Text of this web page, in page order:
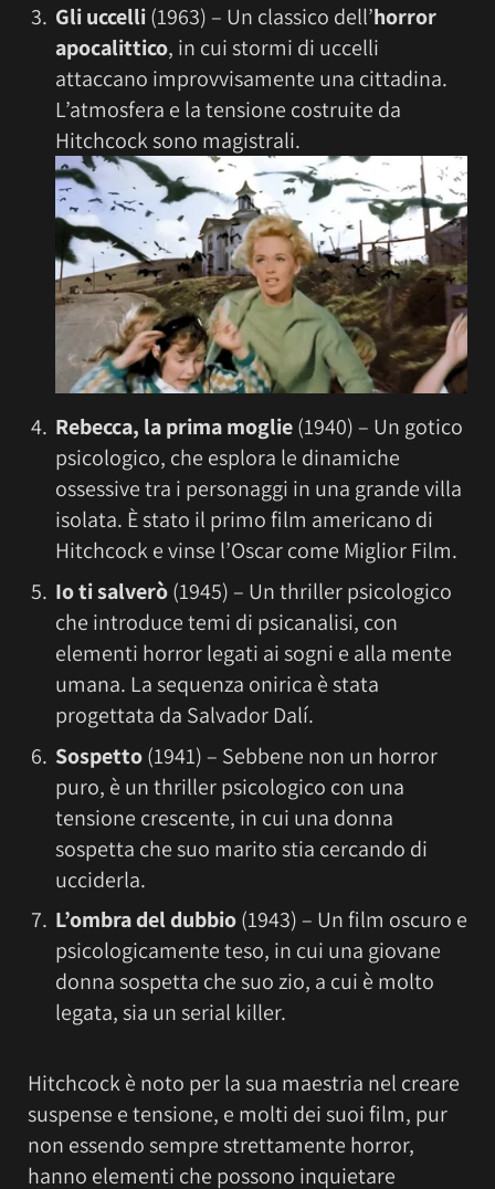
Gli uccelli(1963) – Un classico dell’horror
apocalittico, in cui stormi di uccelli
attaccano improvvisamente una cittadina.
L’atmosfera e la tensione costruite da
Hitchcock sono magistrali.
Rebecca, la prima moglie(1940) – Un gotico
psicologico, che esplora le dinamiche
ossessive tra i personaggi in una grande villa
isolata. È stato il primo film americano di
Hitchcock e vinse l’Oscar come Miglior Film.
Io ti salverò(1945) – Un thriller psicologico
che introduce temi di psicanalisi, con
elementi horror legati ai sogni e alla mente
umana. La sequenza onirica è stata
progettata da Salvador Dalí.
Sospetto(1941) – Sebbene non un horror
puro, è un thriller psicologico con una
tensione crescente, in cui una donna
sospetta che suo marito stia cercando di
ucciderla.
L’ombra del dubbio(1943) – Un film oscuro e
psicologicamente teso, in cui una giovane
donna sospetta che suo zio, a cui è molto
legata, sia un serial killer.
Hitchcock è noto per la sua maestria nel creare
suspense e tensione, e molti dei suoi film, pur
non essendo sempre strettamente horror,
hanno elementi che possono inquietare